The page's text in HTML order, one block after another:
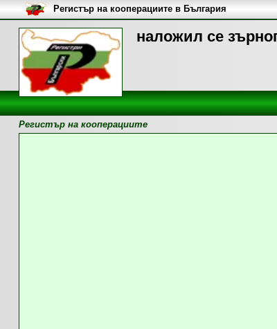
наложил се
Регистър на кооперациите в България
Регистър на кооперациите